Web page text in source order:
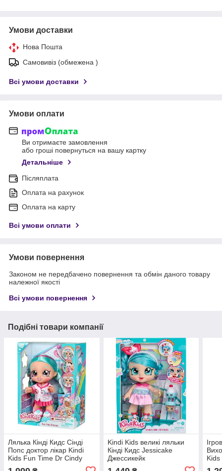
Умови доставки
Нова Пошта
Самовивіз (обмежена )
Всі умови доставки
Умови оплати
Ви отримаєте замовлення
або гроші повернуться на вашу картку
Детальніше
Післяплата
Оплата на рахунок
Оплата на карту
Всі умови оплати
Умови повернення
Законом не передбачено повернення та обмін даного товару
належної якості
Всі умови повернення
Подібні товари компанії
Лялька Кінді Кидс Сінді
Попс доктор лікар Kindi
Kids Fun Time Dr Cindy
Kindi Kids великі ляльки
Кінді Кидс Jessicake
Джессикейк
Kids